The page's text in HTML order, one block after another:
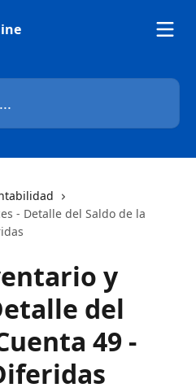
- Detalle del Saldo de la
y
del
49 -